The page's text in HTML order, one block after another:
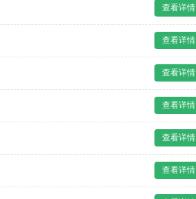
查看详情
查看详情
查看详情
查看详情
查看详情
查看详情